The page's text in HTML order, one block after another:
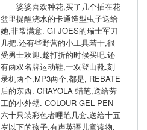
婆婆喜欢种花,买了几个插在花
盆里提醒浇水的卡通造型虫子送给
她,非常满意. GI JOES的瑞士军刀
几把.还有些野营的小工具若干,很
受男士欢迎.趁打折的时候买吧.还
有两双名牌运动鞋,一双登山靴.刻
录机两个,MP3两个,都是, REBATE
后的东西. CRAYOLA 蜡笔,送给劳
工的小外甥. COLOUR GEL PEN
六十只装彩色者哩笔几套,送给十五
岁以下的孩子.有声英语儿童读物,